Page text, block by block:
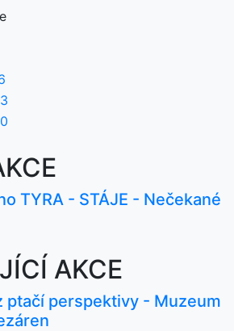
TYRA - STÁJE - Nečekané
AKCE
ptačí perspektivy - Muzeum